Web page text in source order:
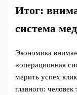
Итог:
система
Экономика
«операционная
мерить успех
главного: